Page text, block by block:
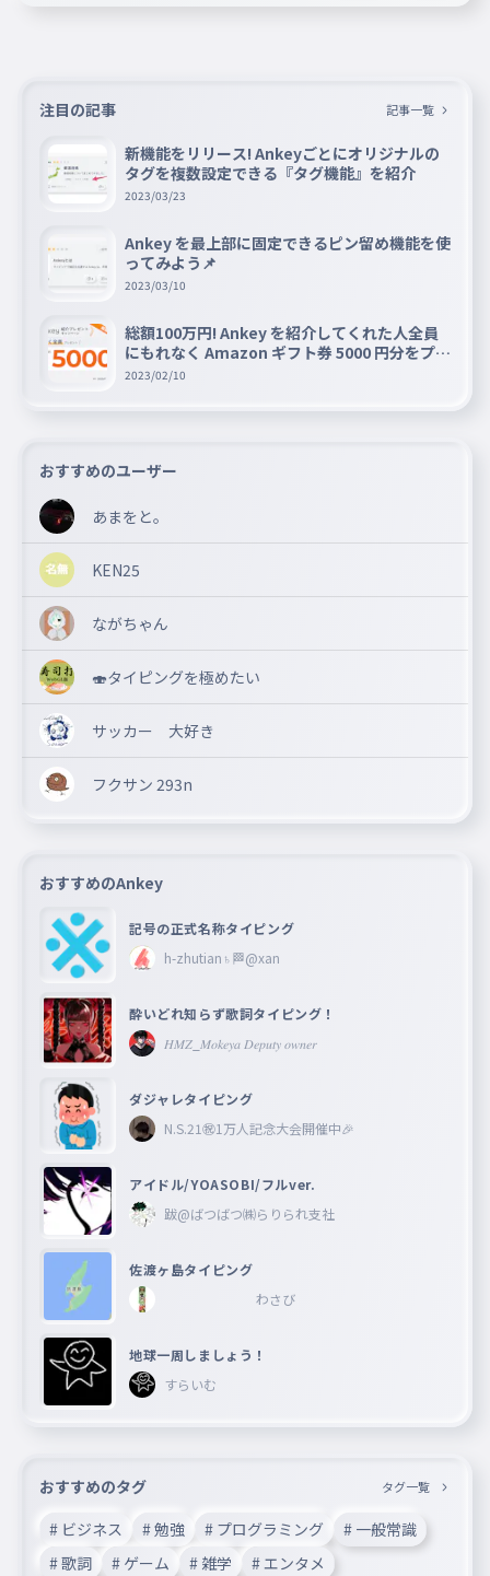
注目の記事 記事一覧
新機能をリリース! Ankeyごとにオリジナルの
タグを複数設定できる『タグ機能』を紹介
2023/03/23
Ankey を最上部に固定できるピン留め機能を使
ってみよう📌
2023/03/10
総額100万円! Ankey を紹介してくれた人全員
にもれなく Amazon ギフト券 5000 円分をプレ
ゼントキャンペーン!!
2023/02/10
おすすめのユーザー
あまをと。
KEN25
ながちゃん
🍣タイピングを極めたい
サッカー 大好き
フクサン 293n
おすすめのAnkey
記号の正式名称タイピング
h-zhutian♄🏁@xan
酔いどれ知らず歌詞タイピング！
𝐻𝑀𝑍_𝑀𝑜𝑘𝑒𝑦𝑎 𝐷𝑒𝑝𝑢𝑡𝑦 𝑜𝑤𝑛𝑒𝑟
ダジャレタイピング
N.S.21㊗︎1万人記念大会開催中🎉
アイドル/YOASOBI/フルver.
跋@ばつばつ㈱らりられ支社
佐渡ヶ島タイピング
わさび
地球一周しましょう！
すらいむ
おすすめのタグ タグ一覧
# ビジネス # 勉強 # プログラミング
# 一般常識
# 歌詞
# ゲーム # 雑学 # エンタメ